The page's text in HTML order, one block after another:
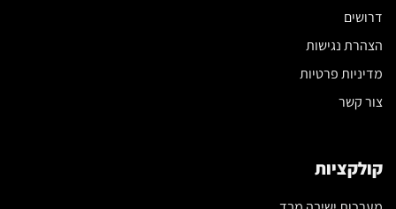
דרושים
הצהרת נגישות
מדיניות פרטיות
צור קשר
קולקציות